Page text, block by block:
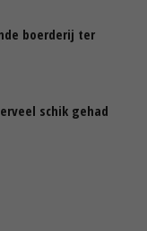
boerderij ter
schik gehad